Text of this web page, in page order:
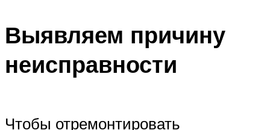
Выявляем причину
неисправности
Чтобы отремонтировать